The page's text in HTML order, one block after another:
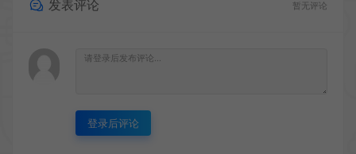
发表评论 暂无评论
登录后评论